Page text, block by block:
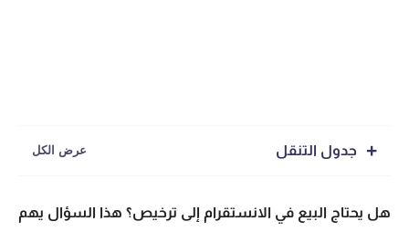
جدول التنقل
هل يحتاج البيع في الانستقرام إلى ترخيص؟ هذا السؤال يهم